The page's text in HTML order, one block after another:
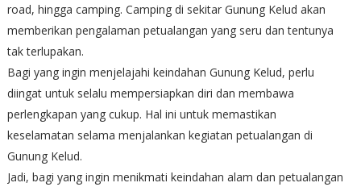
road, hingga camping. Camping di sekitar Gunung Kelud akan
memberikan pengalaman petualangan yang seru dan tentunya
tak terlupakan.
Bagi yang ingin menjelajahi keindahan Gunung Kelud, perlu
diingat untuk selalu mempersiapkan diri dan membawa
perlengkapan yang cukup. Hal ini untuk memastikan
keselamatan selama menjalankan kegiatan petualangan di
Gunung Kelud.
Jadi, bagi yang ingin menikmati keindahan alam dan petualangan